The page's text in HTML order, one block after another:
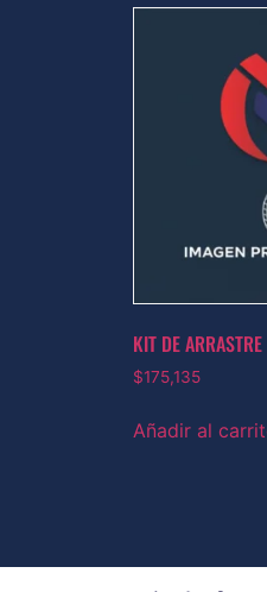
KIT DE
$175,135
Añadir al